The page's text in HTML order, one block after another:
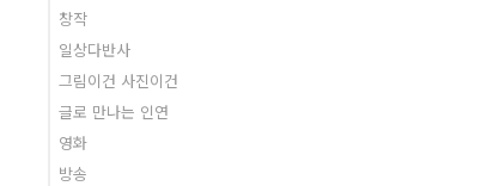
창작
일상다반사
그림이건 사진이건
글로 만나는 인연
영화
방송